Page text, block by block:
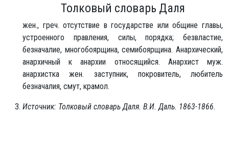
Толковый словарь Даля
жен., греч. отсутствие в государстве или общине главы,
устроенного правления, силы, порядка; безвластие,
безначалие, многобоярщина, семибоярщина. Анархический,
анархичный к анархии относящийся. Анархист муж.
анархистка жен. заступник, покровитель, любитель
безначалия, смут, крамол.
Источник: Толковый словарь Даля. В.И. Даль. 1863-1866.